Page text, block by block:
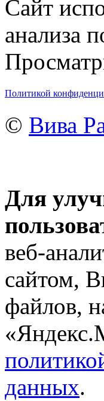
Сайт
анализа
Политикой
© Вива
Для
веб-
сайтом,
файлов,
данных.